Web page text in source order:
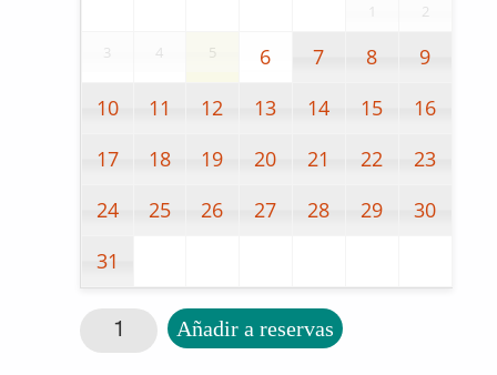
2
3 4 5 6 7 8
9
10
11 12 13 14 15
16
17
18 19 20 21 22
23
24
25 26 27 28 29
30
31
Las emociones cantidad
Añadir a reservas